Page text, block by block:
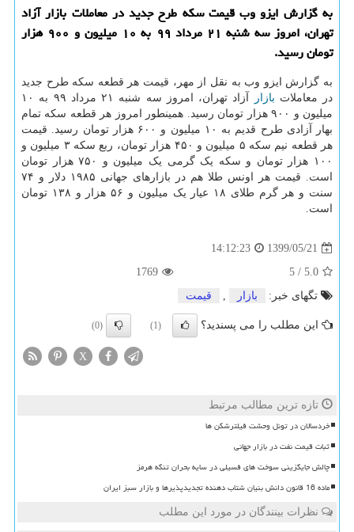
به گزارش ایزو وب قیمت سكه طرح جدید در معاملات بازار آزاد
تهران، امروز سه شنبه ۲۱ مرداد ۹۹ به ۱۰ میلیون و ۹۰۰ هزار
تومان رسید.
به گزارش ایزو وب به نقل از مهر، قیمت هر قطعه سکه طرح جدید
در معاملات بازار
آزاد تهران، امروز سه شنبه ۲۱ مرداد ۹۹ به ۱۰
میلیون و ۹۰۰ هزار تومان رسید. همینطور امروز هر قطعه سکه تمام
بهار آزادی طرح قدیم به ۱۰ میلیون و ۶۰۰ هزار تومان رسید. قیمت
هر قطعه نیم سکه ۵ میلیون و ۴۵۰ هزار تومان، ربع سکه ۳ میلیون و
۱۰۰ هزار تومان و سکه یک گرمی یک میلیون و ۷۵۰ هزار تومان
است. قیمت هر اونس طلا هم در بازارهای جهانی ۱۹۸۵ دلار و ۷۴
سنت و هر گرم طلای ۱۸ عیار یک میلیون و ۵۶ هزار و ۱۳۸ تومان
است.
1399/05/21
14:12:23
5.0
/
5
1769
تگهای خبر:
بازار , قیمت
این مطلب را می پسندید؟ (1)
(0)
X
تازه ترین مطالب مرتبط
خردسالان در تونل وحشت فیلترشکن ها
ثبات قیمت نفت در بازار جهانی
چالش جایگزینی سوخت های فسیلی در سایه بحران تنگه هرمز
ماده 16 قانون دانش بنیان شتاب دهنده تجدیدپذیرها و بازار سبز ایران
نظرات بینندگان در مورد این مطلب